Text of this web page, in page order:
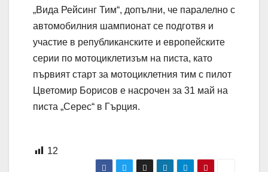
„Вида Рейсинг Тим“, допълни, че паралелно с
автомобилния шампионат се подготвя и
участие в републиканските и европейските
серии по мотоциклетизъм на писта, като
първият старт за мотоциклетния тим с пилот
Цветомир Борисов е насрочен за 31 май на
писта „Серес“ в Гърция.
12